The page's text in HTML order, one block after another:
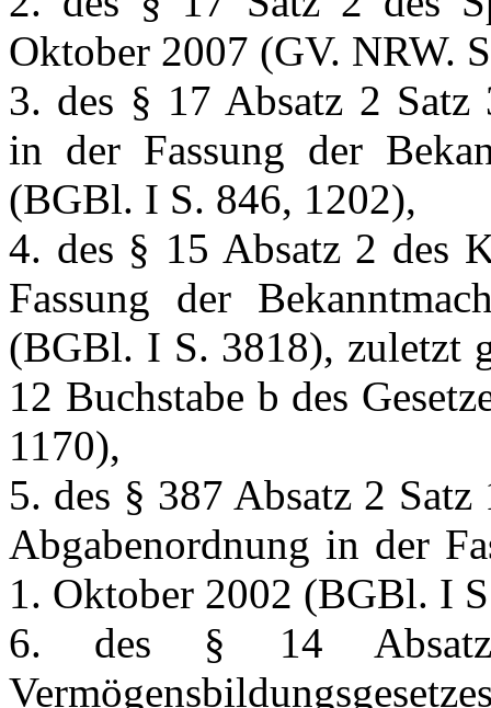
Oktober 2007 (GV. NRW.
3. des § 17 Absatz 2 Satz
in der Fassung der
(BGBl. I S. 846, 1202),
4. des § 15 Absatz 2 des
Fassung der
(BGBl. I S. 3818), zuletzt
12 Buchstabe b des
1170),
5. des § 387 Absatz 2
Abgabenordnung in der
1. Oktober 2002 (BGBl. I
6. des § 14